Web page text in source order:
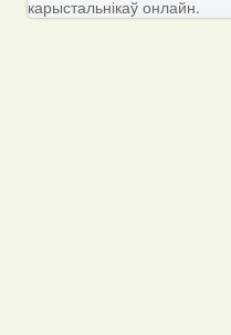
карыстальнікаў онлайн.